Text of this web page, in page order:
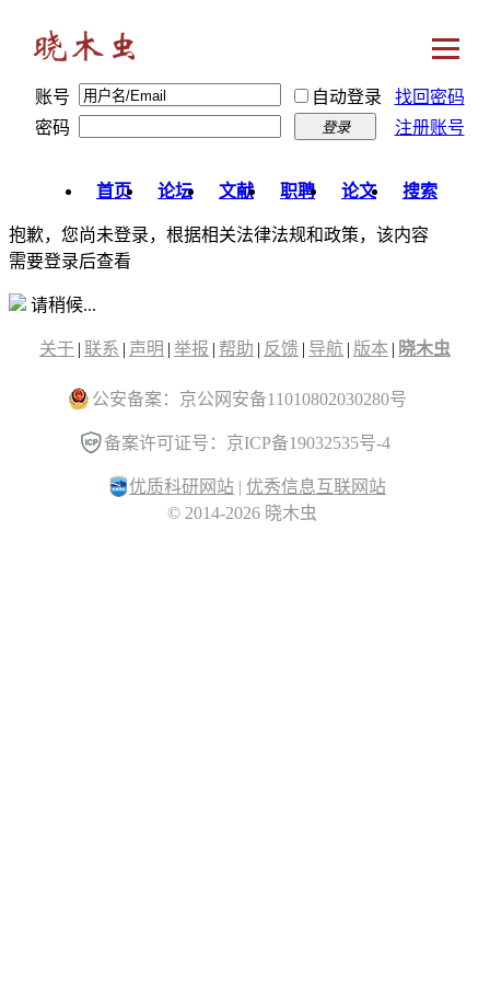
账号 自动登录
找回密码
密码
登录 注册账号
首页 论坛 文献 职聘 论文 搜索
抱歉，您尚未登录，根据相关法律法规和政策，该内容
需要登录后查看
请稍候...
关于 | 联系 | 声明 | 举报 | 帮助 | 反馈 | 导航 | 版本 | 晓木虫
公安备案：京公网安备11010802030280号
备案许可证号：京ICP备19032535号-4
优质科研网站 | 优秀信息互联网站
© 2014-2026 晓木虫